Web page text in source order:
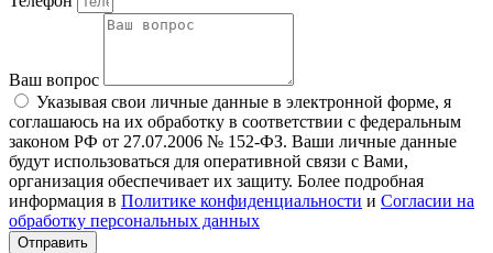
Ваш вопрос
Указывая свои личные данные в электронной форме, я
соглашаюсь на их обработку в соответствии с федеральным
законом РФ от 27.07.2006 № 152-ФЗ. Ваши личные данные
будут использоваться для оперативной связи с Вами,
организация обеспечивает их защиту. Более подробная
информация в Политике конфиденциальности и Согласии на
обработку персональных данных
Отправить